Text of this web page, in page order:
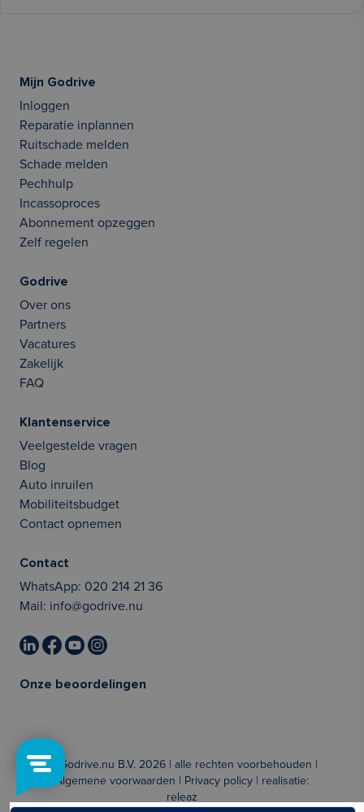
Mijn Godrive
Inloggen
Reparatie inplannen
Ruitschade melden
Schade melden
Pechhulp
Incassoproces
Abonnement opzeggen
Zelf regelen
Godrive
Over ons
Partners
Vacatures
Zakelijk
FAQ
Klantenservice
Veelgestelde vragen
Blog
Auto inruilen
Mobiliteitsbudget
Contact opnemen
Contact
WhatsApp: 020 214 21 36
Mail: info@godrive.nu
Onze beoordelingen
© Godrive.nu B.V. 2026 | alle rechten voorbehouden |
Algemene voorwaarden
Privacy policy | realisatie:
releaz